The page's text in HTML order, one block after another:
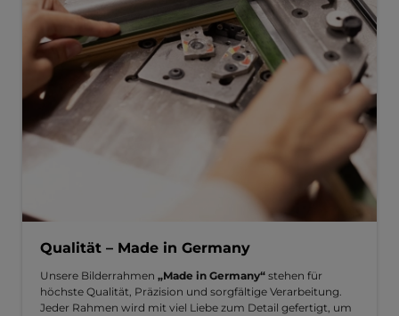
Qualität – Made in Germany
Unsere Bilderrahmen „Made in Germany“ stehen für
höchste Qualität, Präzision und sorgfältige Verarbeitung.
Jeder Rahmen wird mit viel Liebe zum Detail gefertigt, um